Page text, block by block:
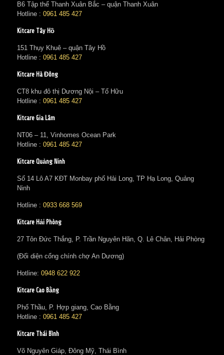
B6 Tập thể Thanh Xuân Bắc – quận Thanh Xuân
Hotline : 0961 485 427
Kitcare Tây Hồ
151 Thụy Khuê – quận Tây Hồ
Hotline : 0961 485 427
Kitcare Hà Đông
CT8 khu đô thị Dương Nội – Tố Hữu
Hotline : 0961 485 427
Kitcare Gia Lâm
NT06 – 11, Vinhomes Ocean Park
Hotline : 0961 485 427
Kitcare Quảng Ninh
Số 14 Lô A7 KĐT Monbay phố Hải Long, TP Hạ Long, Quảng
Ninh
Hotline : 0933 668 569
Kitcare Hải Phòng
27 Tôn Đức Thắng, P. Trần Nguyên Hãn, Q. Lê Chân, Hải Phòng
(Đối diện cổng chính chợ An Dương)
Hotline: 0948 622 922
Kitcare Cao Bằng
Phố Thầu, P. Hợp giang, Cao Bằng
Hotline : 0961 485 427
Kitcare Thái Bình
Võ Nguyên Giáp, Đông Mỹ, Thái Bình